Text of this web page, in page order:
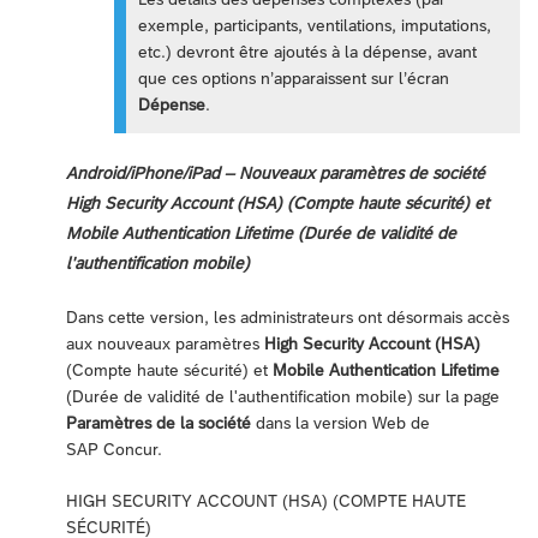
exemple, participants, ventilations, imputations,
etc.) devront être ajoutés à la dépense, avant
que ces options n’apparaissent sur l’écran
Dépense.
Android/iPhone/iPad – Nouveaux paramètres de société
High Security Account (HSA) (Compte haute sécurité) et
Mobile Authentication Lifetime (Durée de validité de
l'authentification mobile)
Dans cette version, les administrateurs ont désormais accès
aux nouveaux paramètres High Security Account (HSA)
(Compte haute sécurité) et Mobile Authentication Lifetime
(Durée de validité de l'authentification mobile) sur la page
Paramètres de la société dans la version Web de
SAP Concur.
HIGH SECURITY ACCOUNT (HSA) (COMPTE HAUTE
SÉCURITÉ)